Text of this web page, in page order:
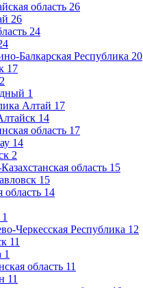
область 26
26
24
Балкарская Республика 20
17
2
1
Алтай 17
14
область 17
14
2
область 15
15
область 14
1
Черкесская Республика 12
11
1
область 11
11